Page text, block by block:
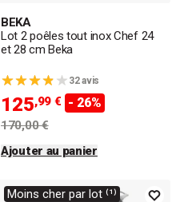
BEKA
Lot 2 poêles tout inox Chef 24
et 28 cm Beka
32 avis
125,99 € - 26%
170,00 €
Ajouter au panier
Moins cher par lot ⁽¹⁾